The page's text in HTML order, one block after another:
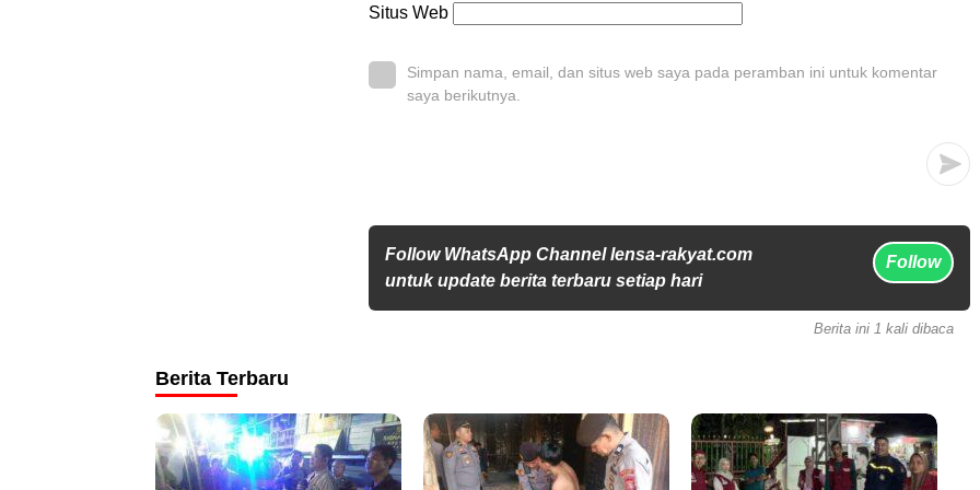
Situs Web
Simpan nama, email, dan situs web saya pada peramban ini untuk komentar
saya berikutnya.
Follow WhatsApp Channel lensa-rakyat.com
untuk update berita terbaru setiap hari
Follow
Berita ini 1 kali dibaca
Berita Terbaru